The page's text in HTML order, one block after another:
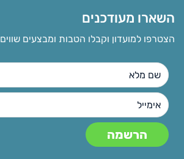
השארו מעודכנים
הצטרפו למועדון וקבלו הטבות ומבצעים שווים